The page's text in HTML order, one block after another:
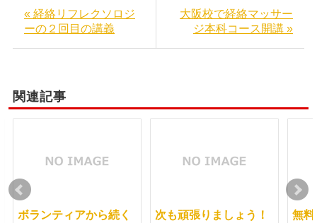
« 経絡リフレクソロジ
ーの２回目の講義
大阪校で経絡マッサー
ジ本科コース開講 »
関連記事
ボランティアから続く
次も頑張りましょう！
無